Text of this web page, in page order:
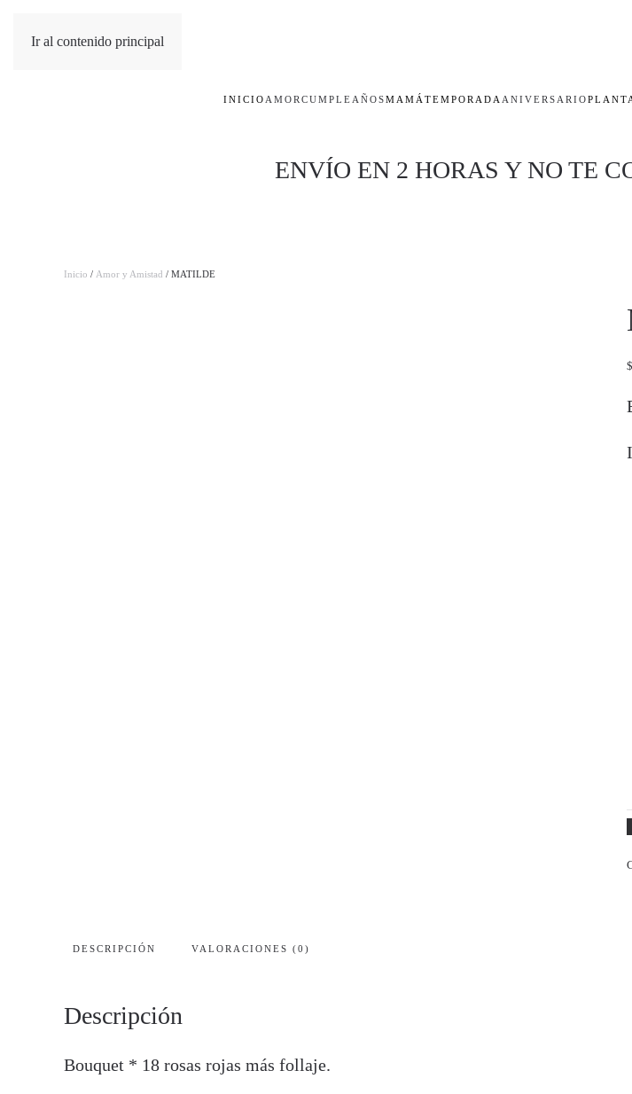
Ir al contenido principal
INICIO AMOR CUMPLEAÑOSMAMÁ TEMPORADA ANIVERSARIO
ENVÍO EN 2 HORAS Y NO TE
Inicio / Amor y Amistad / MATILDE
$
DESCRIPCIÓN VALORACIONES (0)
Descripción
Bouquet * 18 rosas rojas más follaje.